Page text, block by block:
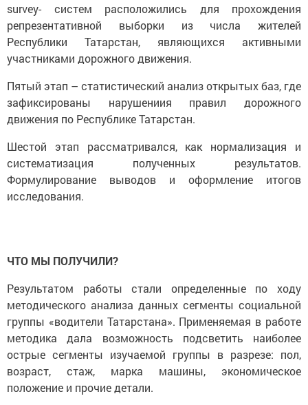
survey- систем расположились для прохождения
репрезентативной выборки из числа жителей
Республики Татарстан, являющихся активными
участниками дорожного движения.
Пятый этап – статистический анализ открытых баз, где
зафиксированы нарушениия правил дорожного
движения по Республике Татарстан.
Шестой этап рассматривался, как нормализация и
систематизация полученных результатов.
Формулирование выводов и оформление итогов
исследования.
ЧТО МЫ ПОЛУЧИЛИ?
Результатом работы стали определенные по ходу
методического анализа данных сегменты социальной
группы «водители Татарстана». Применяемая в работе
методика дала возможность подсветить наиболее
острые сегменты изучаемой группы в разрезе: пол,
возраст, стаж, марка машины, экономическое
положение и прочие детали.